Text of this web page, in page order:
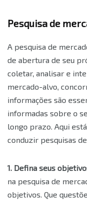
Pesquisa de
A pesquisa de
de abertura de seu
coletar, analisar e
mercado-alvo,
informações são
informadas sobre o
longo prazo. Aqui
conduzir pesquisas
1. Defina seus
na pesquisa de
objetivos. Que